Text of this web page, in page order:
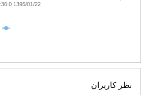
1395/01/22 16:36:0
نظر کاربران